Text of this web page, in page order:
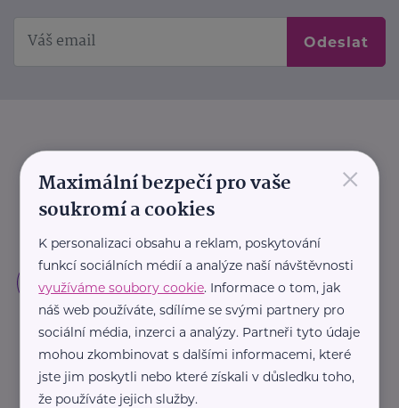
Odeslat
×
Maximální bezpečí pro vaše
soukromí a cookies
K personalizaci obsahu a reklam, poskytování
funkcí sociálních médií a analýze naší návštěvnosti
využíváme soubory cookie. Informace o tom, jak
náš web používáte, sdílíme se svými partnery pro
sociální média, inzerci a analýzy. Partneři tyto údaje
mohou zkombinovat s dalšími informacemi, které
jste jim poskytli nebo které získali v důsledku toho,
že používáte jejich služby.